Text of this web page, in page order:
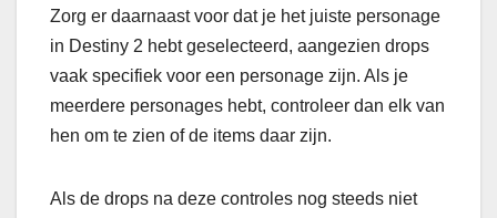
Zorg er daarnaast voor dat je het juiste personage
in Destiny 2 hebt geselecteerd, aangezien drops
vaak specifiek voor een personage zijn. Als je
meerdere personages hebt, controleer dan elk van
hen om te zien of de items daar zijn.
Als de drops na deze controles nog steeds niet